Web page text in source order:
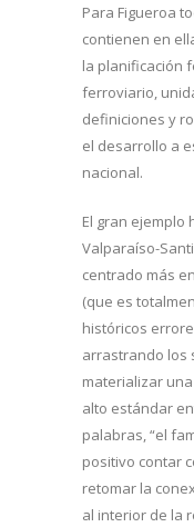
Para Figueroa
contienen en
la planificación
ferroviario,
definiciones y
el desarrollo a
nacional.
El gran ejemplo
Valparaíso-
centrado más
(que es
históricos
arrastrando los
materializar
alto estándar
palabras, “el
positivo contar
retomar la
al interior de la